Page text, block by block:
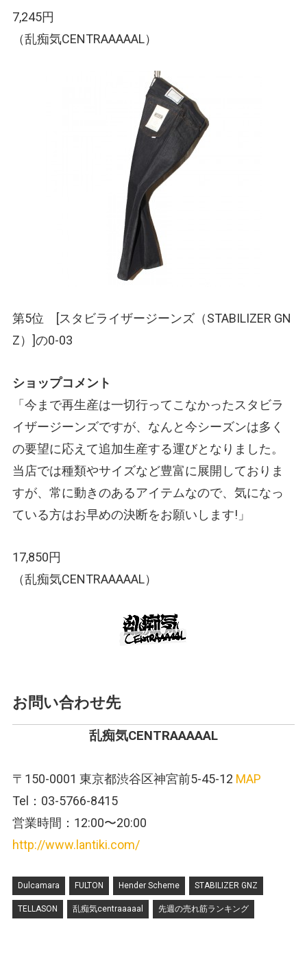
7,245円
（乱痴気CENTRAAAAAL）
第5位 [スタビライザージーンズ （STABILIZER GN
Z） ]の0-03
ショップコメント
「今まで再生産は一切行ってこなかったスタビラ
イザージーンズですが、なんと今シーズンは多く
の要望に応えて追加生産する運びとなりました。
当店では種類やサイズなど豊富に展開しておりま
すが、常に動きのあるアイテムなので、気になっ
ている方はお早めの決断をお願いします!」
17,850円
（乱痴気CENTRAAAAAL）
お問い合わせ先
乱痴気CENTRAAAAAL
〒150-0001 東京都渋谷区神宮前5-45-12 MAP
Tel：03-5766-8415
営業時間：12:00〜20:00
http://www.lantiki.com/
Dulcamara FULTON Hender Scheme STABILIZER GNZ
TELLASON 乱痴気centraaaaal 先週の売れ筋ランキング